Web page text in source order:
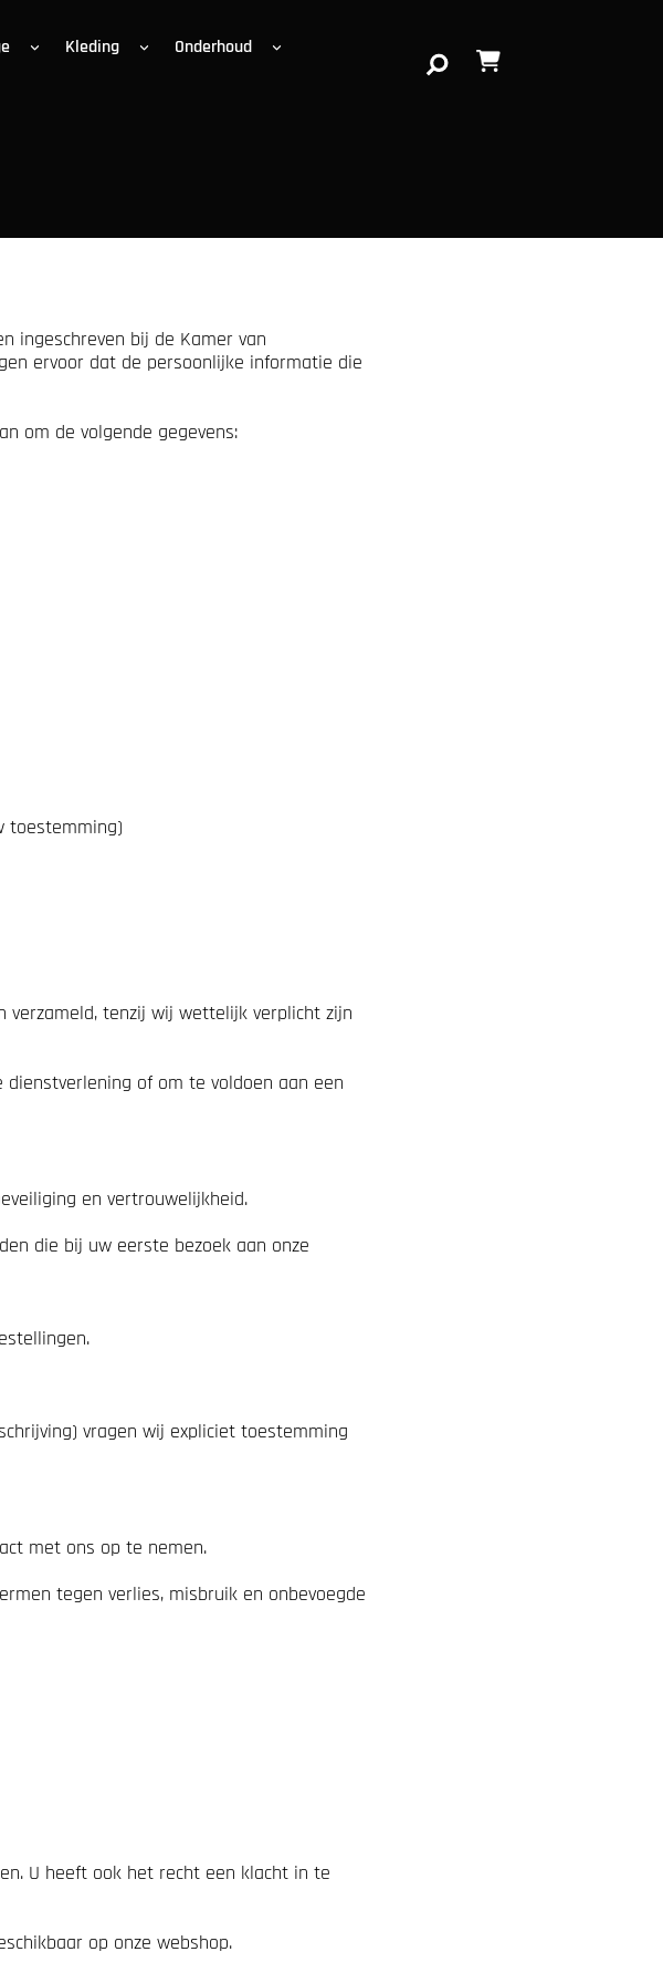
Kleding
Onderhoud
ingeschreven bij de Kamer van
ervoor dat de persoonlijke informatie die
om de volgende gegevens:
toestemming)
verzameld, tenzij wij wettelijk verplicht zijn
of om te voldoen aan een
en vertrouwelijkheid.
die bij uw eerste bezoek aan onze
vragen wij expliciet toestemming
met ons op te nemen.
tegen verlies, misbruik en onbevoegde
U heeft ook het recht een klacht in te
op onze webshop.